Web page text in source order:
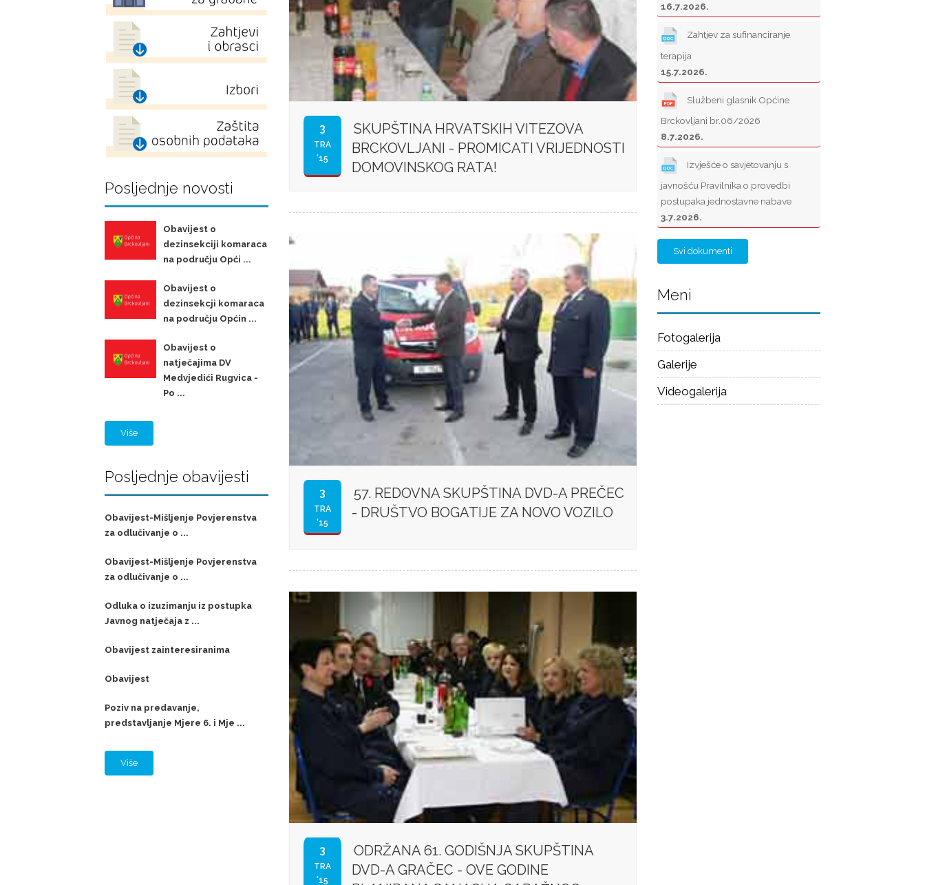
Posljednje novosti
Obavijest o
dezinsekciji komaraca
na području Opći ...
Obavijest o
dezinsekcji komaraca
na području Općin ...
Obavijest o
natječajima DV
Medvjedići Rugvica -
Po ...
Više
Posljednje obavijesti
Obavijest-Mišljenje Povjerenstva
za odlučivanje o ...
Obavijest-Mišljenje Povjerenstva
za odlučivanje o ...
Odluka o izuzimanju iz postupka
Javnog natječaja z ...
Obavijest zainteresiranima
Obavijest
Poziv na predavanje,
predstavljanje Mjere 6. i Mje ...
Više
3
TRA
'15
SKUPŠTINA HRVATSKIH VITEZOVA
BRCKOVLJANI - PROMICATI VRIJEDNOSTI
DOMOVINSKOG RATA!
3
TRA
'15
57. REDOVNA SKUPŠTINA DVD-A PREČEC
- DRUŠTVO BOGATIJE ZA NOVO VOZILO
3
TRA
'15
ODRŽANA 61. GODIŠNJA SKUPŠTINA
DVD-A GRAČEC - OVE GODINE
16.7.2026.
Zahtjev za sufinanciranje
terapija
15.7.2026.
Službeni glasnik Općine
Brckovljani br.06/2026
8.7.2026.
Izvješće o savjetovanju s
javnošću Pravilnika o provedbi
postupaka jednostavne nabave
3.7.2026.
Svi dokumenti
Meni
Fotogalerija
Galerije
Videogalerija